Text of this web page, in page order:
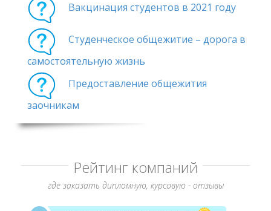
Вакцинация студентов в 2021 году
Студенческое общежитие – дорога в
самостоятельную жизнь
Предоставление общежития
заочникам
Рейтинг компаний
где заказать дипломную, курсовую - отзывы